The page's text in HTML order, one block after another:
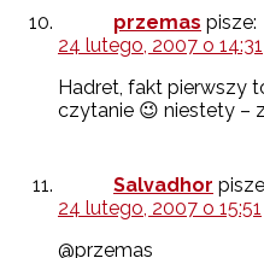
przemas pisze:
24 lutego, 2007 o 14:31
Hadret, fakt pierwszy
czytanie 😉 niestety –
Salvadhor
24 lutego, 2007 o 15:51
@przemas